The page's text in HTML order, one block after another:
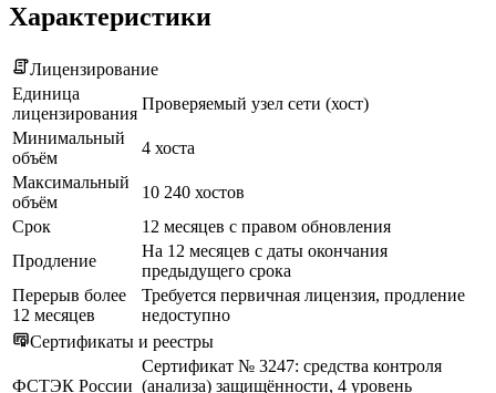
Характеристики
Лицензирование
Единица
лицензирования
Проверяемый узел сети (хост)
Минимальный
объём
4 хоста
Максимальный
объём
10 240 хостов
Срок
12 месяцев с правом обновления
Продление
На 12 месяцев с даты окончания
предыдущего срока
Перерыв более
12 месяцев
Требуется первичная лицензия, продление
недоступно
Сертификаты и реестры
ФСТЭК России
Сертификат № 3247: средства контроля
(анализа) защищённости, 4 уровень